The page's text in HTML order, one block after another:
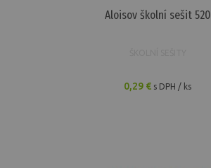
Aloisov školní sešit 520
0,29 € s DPH / ks